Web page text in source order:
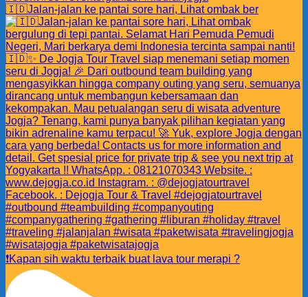
🇮🇩Jalan-jalan ke pantai sore hari, Lihat ombak ber
❗️Kapan sih waktu terbaik buat lava tour merapi ?